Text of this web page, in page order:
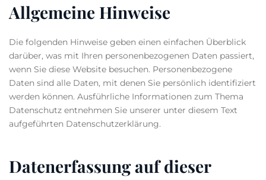
Allgemeine Hinweise
Die folgenden Hinweise geben einen einfachen Überblick
darüber, was mit Ihren personenbezogenen Daten passiert,
wenn Sie diese Website besuchen. Personenbezogene
Daten sind alle Daten, mit denen Sie persönlich identifiziert
werden können. Ausführliche Informationen zum Thema
Datenschutz entnehmen Sie unserer unter diesem Text
aufgeführten Datenschutzerklärung.
Datenerfassung auf dieser